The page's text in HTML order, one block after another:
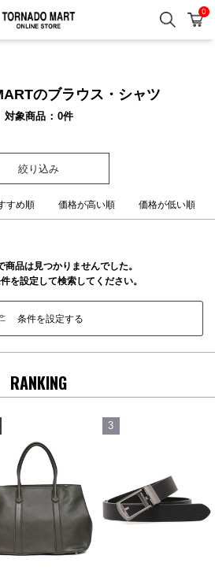
検索 カ
0
のブラウス・シャツ
対象商品 0件
絞り込み
すめ順 価格が高い順 価格が低い順
商品は見つかりませんでした。
を設定して検索してください。
条件を設定する
RANKING
3